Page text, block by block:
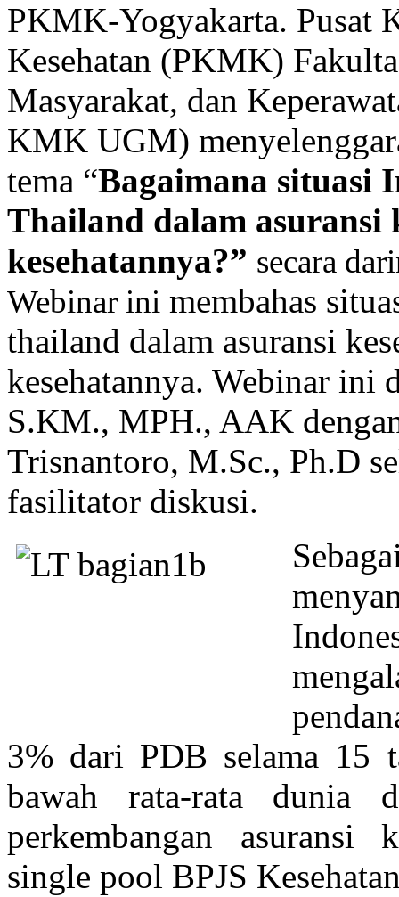
PKMK-Yogyakarta. Pusat
Kesehatan (PKMK)
Masyarakat, dan
KMK UGM)
tema “Bagaimana situasi
Thailand dalam asuransi
kesehatannya?” secara
Webinar ini membahas
thailand dalam asuransi
kesehatannya. Webinar
S.KM., MPH., AAK
Trisnantoro, M.Sc., Ph.D
fasilitator diskusi.
3% dari PDB selama 15
bawah rata-rata dunia
perkembangan asuransi
single pool BPJS